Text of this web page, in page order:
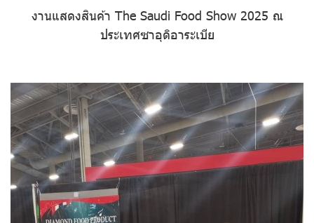
งานแสดงสินค้า The Saudi Food Show 2025 ณ
ประเทศซาอุดิอาระเบีย